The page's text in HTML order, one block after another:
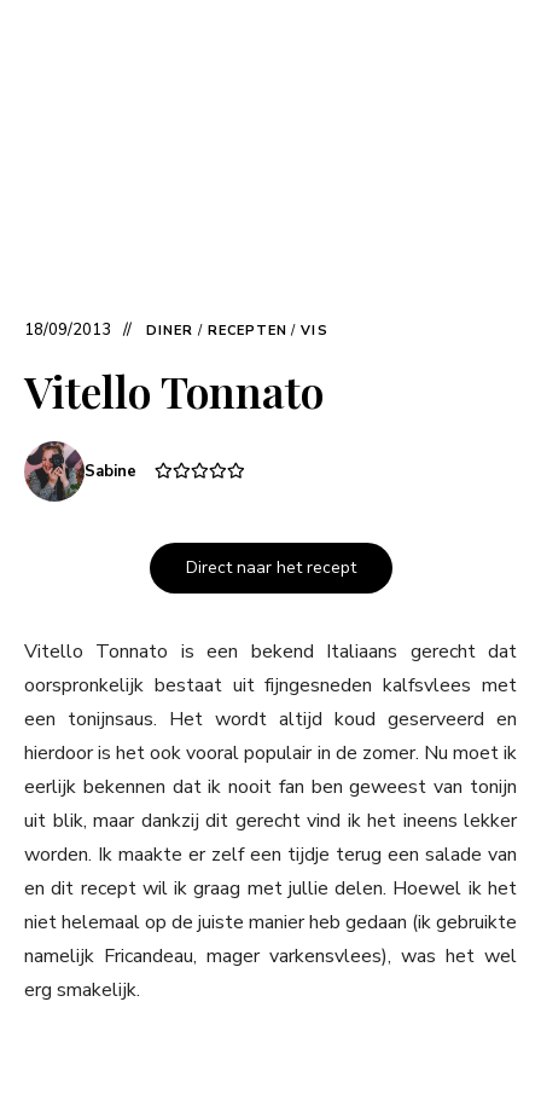
18/09/2013 DINER / RECEPTEN / VIS
Vitello Tonnato
Sabine
Direct naar het recept
Vitello Tonnato is een bekend Italiaans gerecht dat
oorspronkelijk bestaat uit fijngesneden kalfsvlees met
een tonijnsaus. Het wordt altijd koud geserveerd en
hierdoor is het ook vooral populair in de zomer. Nu moet ik
eerlijk bekennen dat ik nooit fan ben geweest van tonijn
uit blik, maar dankzij dit gerecht vind ik het ineens lekker
worden. Ik maakte er zelf een tijdje terug een salade van
en dit recept wil ik graag met jullie delen. Hoewel ik het
niet helemaal op de juiste manier heb gedaan (ik gebruikte
namelijk Fricandeau, mager varkensvlees), was het wel
erg smakelijk.